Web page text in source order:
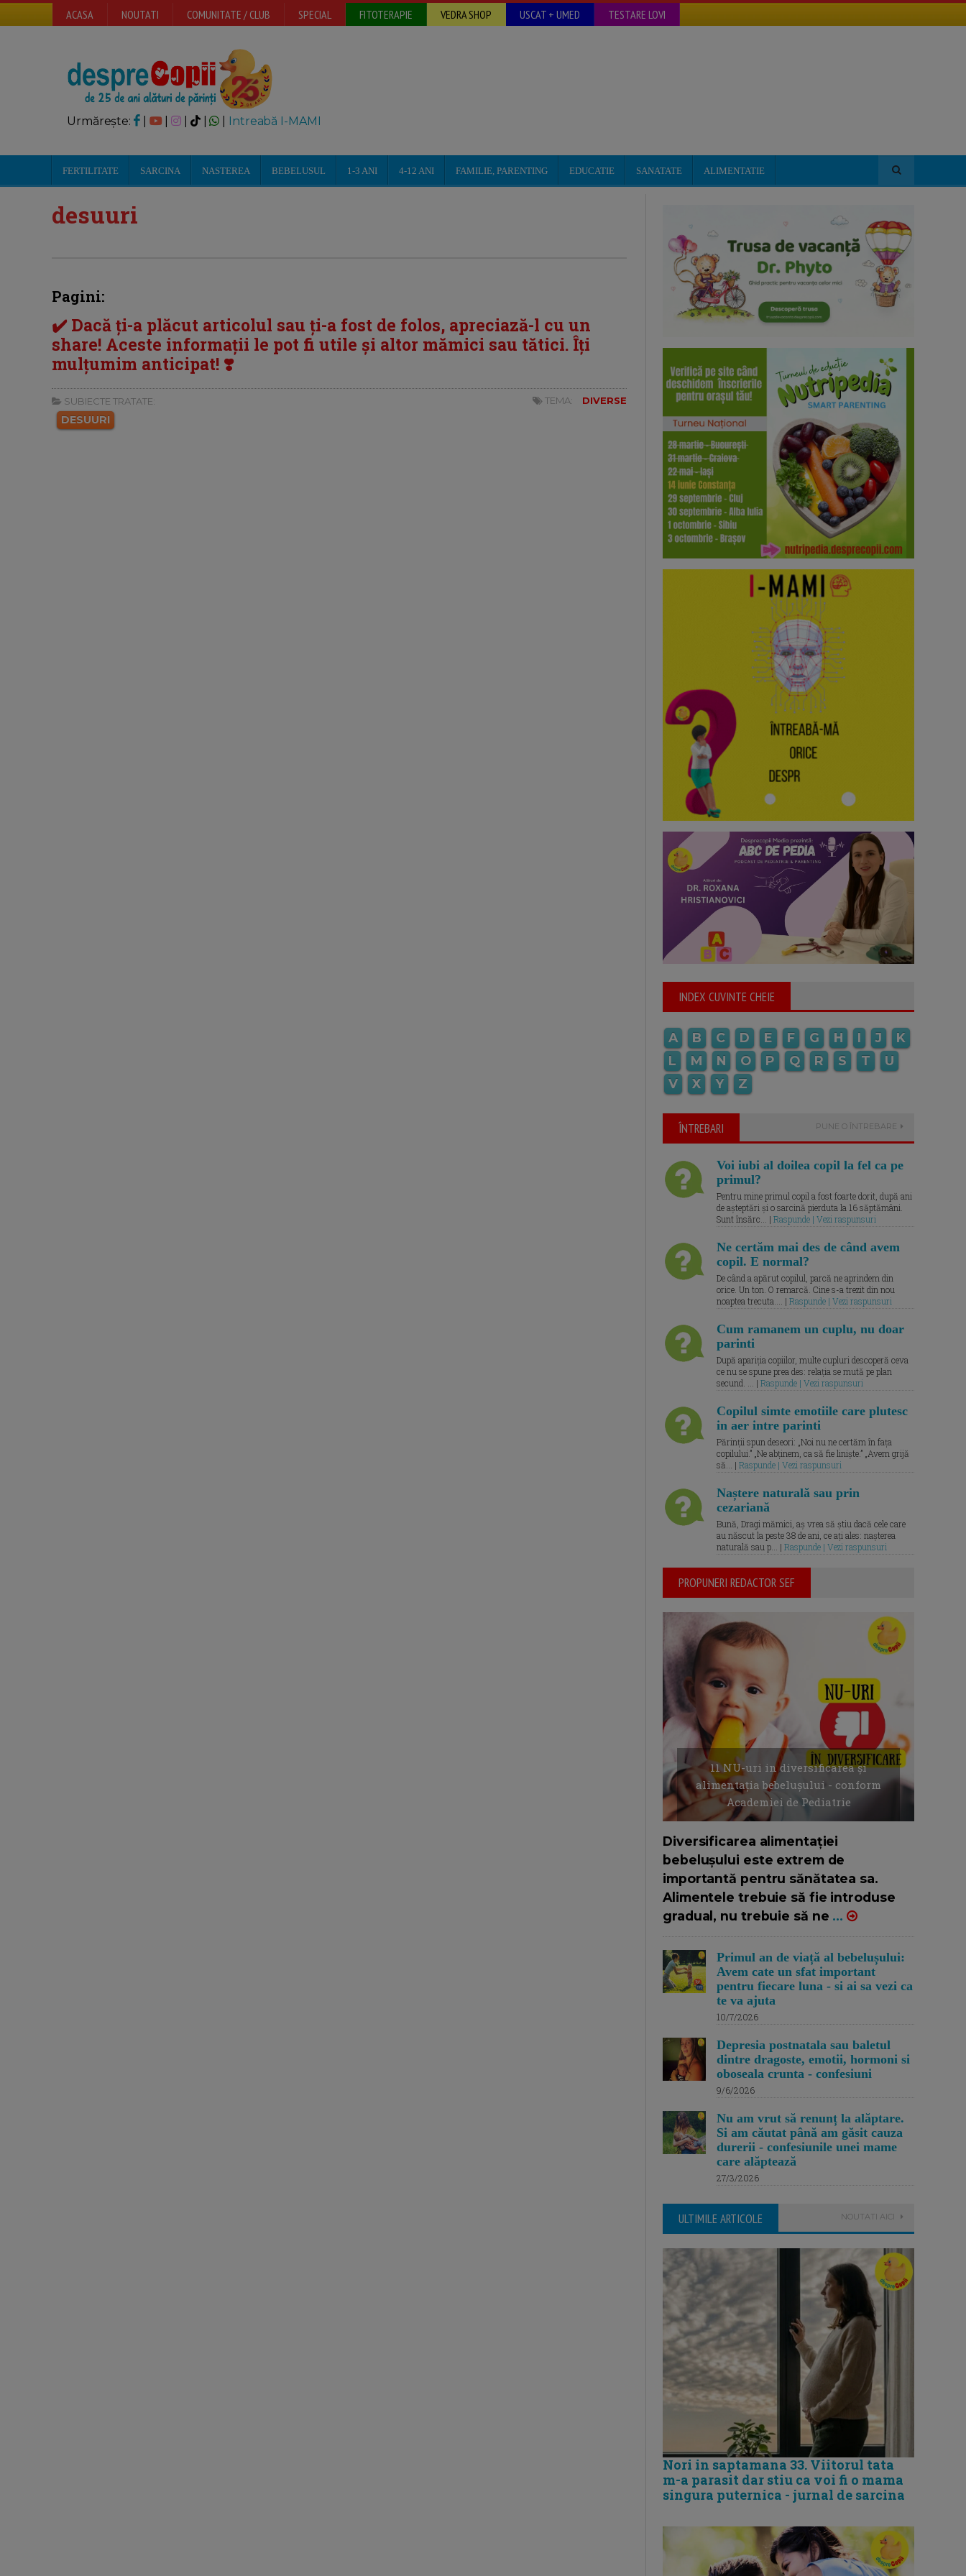
ACASA NOUTATI COMUNITATE / CLUB SPECIAL FITOTERAPIE VEDRA SHOP USCAT + UMED TESTARE LOVI
Urmărește: | | Intreabă I-MAMI
FERTILITATE SARCINA NASTEREA BEBELUSUL 1-3 ANI 4-12 ANI FAMILIE, PARENTING EDUCATIE SANATATE ALIMENTATIE
desuuri
Pagini:
✔️ Dacă ți-a plăcut articolul sau ți-a fost de folos, apreciază-l cu un
share! Aceste informații le pot fi utile și altor mămici sau tătici. Îți
mulțumim anticipat! ❣️
SUBIECTE TRATATE:
DESUURI
TEMA: DIVERSE
INDEX CUVINTE CHEIE
A B C D E F G H I J
K
L
M N O P Q R S T
U
V
X Y Z
ÎNTREBARI PUNE O ÎNTREBARE
Voi iubi al doilea copil la fel ca pe
primul?
Pentru mine primul copil a fost foarte dorit, după ani
de așteptări și o sarcină pierduta la 16 săptămâni.
Sunt însărc... | Raspunde | Vezi raspunsuri
Ne certăm mai des de când avem
copil. E normal?
De când a apărut copilul, parcă ne aprindem din
orice. Un ton. O remarcă. Cine s-a trezit din nou
noaptea trecuta.... | Raspunde | Vezi raspunsuri
Cum ramanem un cuplu, nu doar
parinti
După apariția copiilor, multe cupluri descoperă ceva
ce nu se spune prea des: relația se mută pe plan
secund. ... | Raspunde | Vezi raspunsuri
Copilul simte emotiile care plutesc
in aer intre parinti
Părinții spun deseori: „Noi nu ne certăm în fața
copilului.” „Ne abținem, ca să fie liniște.” „Avem grijă
să... | Raspunde | Vezi raspunsuri
Naștere naturală sau prin
cezariană
Bună, Dragi mămici, aș vrea să știu dacă cele care
au născut la peste 38 de ani, ce ați ales: nașterea
naturală sau p... | Raspunde | Vezi raspunsuri
PROPUNERI REDACTOR SEF
11 NU-uri in diversificarea și
alimentația bebelușului - conform
Academiei de Pediatrie
Diversificarea alimentației
bebelușului este extrem de
importantă pentru sănătatea sa.
Alimentele trebuie să fie introduse
gradual, nu trebuie să ne ...
Primul an de viață al bebelușului:
Avem cate un sfat important
pentru fiecare luna - si ai sa vezi ca
te va ajuta
10/7/2026
Depresia postnatala sau baletul
dintre dragoste, emotii, hormoni si
oboseala crunta - confesiuni
9/6/2026
Nu am vrut să renunț la alăptare.
Si am căutat până am găsit cauza
durerii - confesiunile unei mame
care alăptează
27/3/2026
ULTIMILE ARTICOLE NOUTATI AICI
Nori in saptamana 33. Viitorul tata
m-a parasit dar stiu ca voi fi o mama
singura puternica - jurnal de sarcina